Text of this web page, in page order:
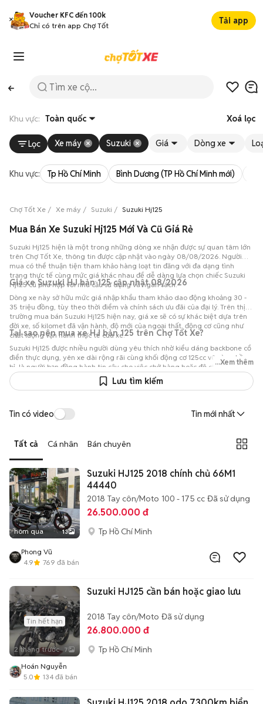
Voucher KFC đến 100k
Chỉ có trên app Chợ Tốt
Tải app
Khu vực: Toàn quốc Xoá lọc
Lọc Xe máy Suzuki Giá Dòng xe
Khu vực: Tp Hồ Chí Minh Bình Dương (TP Hồ Chí Minh mới)
Chợ Tốt Xe Xe máy Suzuki Suzuki Hj125
Mua Bán Xe Suzuki Hj125 Mới Và Cũ Giá Rẻ
Suzuki Hj125 hiện là một trong những dòng xe nhận được sự quan tâm lớn
trên Chợ Tốt Xe, thông tin được cập nhật vào ngày 08/08/2026. Người
mua có thể thuận tiện tham khảo hàng loạt tin đăng với đa dạng tình
trạng thực tế cùng mức giá khác nhau để dễ dàng lựa chọn chiếc Suzuki
Hj125 cũ phù hợp với nhu cầu sử dụng và ngân sách.
Giá xe Suzuki HJ bản 125 cập nhật 08/2026
Dòng xe này sở hữu mức giá nhập khẩu tham khảo dao động khoảng 30 -
35 triệu đồng, tùy theo thời điểm và chính sách ưu đãi của đại lý. Trên thị
trường mua bán Suzuki Hj125 hiện nay, giá xe sẽ có sự khác biệt dựa trên
đời xe, số kilomet đã vận hành, độ mới của ngoại thất, động cơ cũng như
chất lượng vận hành thực tế của xe.
Tại sao nên mua xe HJ bản 125 trên Chợ Tốt Xe?
Suzuki Hj125 được nhiều người dùng yêu thích nhờ kiểu dáng backbone cổ
điển thực dụng, yên xe dài rộng rãi cùng khối động cơ 125cc vô cùng bền
bỉ, là người bạn đồng hành tin cậy cho việc chở hàng hoặc độ chế. Tại Chợ
Tốt Xe, người dùng có thể dễ dàng so sánh nhiều lựa chọn xe cũ và mới từ
các nguồn uy tín để tìm được chiếc phương tiện phù hợp nhất với nhu cầu
...Xem thêm
Lưu tìm kiếm
Tin có video Tin mới nhất
Tất cả Cá nhân Bán chuyên
hôm qua 13
Suzuki HJ125 2018 chính chủ 66M1
44440
2018 Tay côn/Moto 100 - 175 cc Đã sử dụng
26.500.000 đ
Tp Hồ Chí Minh
Phong Vũ
4.9
769 đã bán
Tin hết hạn
2 tháng trước 7
Suzuki HJ125 cần bán hoặc giao lưu
2018 Tay côn/Moto Đã sử dụng
26.800.000 đ
Tp Hồ Chí Minh
Hoán Nguyễn
5.0
134 đã bán